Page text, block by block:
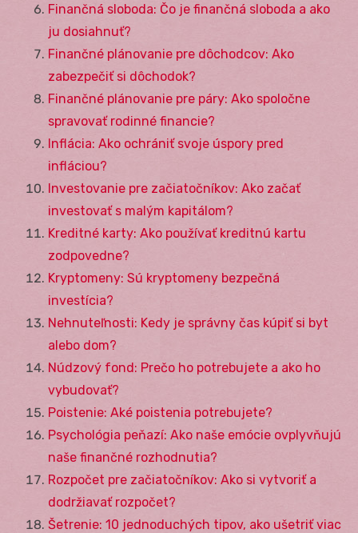
Finančná sloboda: Čo je finančná sloboda a ako
ju dosiahnuť?
Finančné plánovanie pre dôchodcov: Ako
zabezpečiť si dôchodok?
Finančné plánovanie pre páry: Ako spoločne
spravovať rodinné financie?
Inflácia: Ako ochrániť svoje úspory pred
infláciou?
Investovanie pre začiatočníkov: Ako začať
investovať s malým kapitálom?
Kreditné karty: Ako používať kreditnú kartu
zodpovedne?
Kryptomeny: Sú kryptomeny bezpečná
investícia?
Nehnuteľnosti: Kedy je správny čas kúpiť si byt
alebo dom?
Núdzový fond: Prečo ho potrebujete a ako ho
vybudovať?
Poistenie: Aké poistenia potrebujete?
Psychológia peňazí: Ako naše emócie ovplyvňujú
naše finančné rozhodnutia?
Rozpočet pre začiatočníkov: Ako si vytvoriť a
dodržiavať rozpočet?
Šetrenie: 10 jednoduchých tipov, ako ušetriť viac